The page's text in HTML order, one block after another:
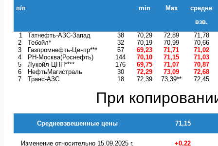
п/п
min
Max
средне
взв.
1
Татнефть-АЗС-Запад 38 70,29 72,89
71,78
2
Тебойл* 32 70,19 70,99
70,66
3
Газпромнефть-Центр*** 67 69,23 71,71
71,02
4
РН-Москва(Роснефть) 144 70,10 71,15
71,03
5
Лукойл-ЦНП**** 176 69,75 71,07
70,87
6
НефтьМагистраль 30 72,29 73,09
72,68
7
Транс-АЗС 18 72,39 73,39** 72,45
При
Средневзвешенные цены 71,15
Изменение относительно 15.09.2025 г. +0,22